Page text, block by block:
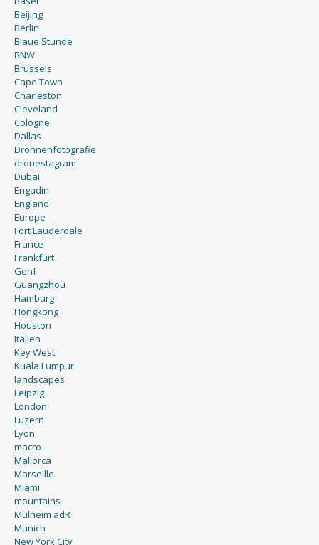
Beijing
Berlin
Blaue Stunde
BNW
Brussels
Cape Town
Charleston
Cleveland
Cologne
Dallas
Drohnenfotografie
dronestagram
Dubai
Engadin
England
Europe
Fort Lauderdale
France
Frankfurt
Genf
Guangzhou
Hamburg
Hongkong
Houston
Italien
Key West
Kuala Lumpur
landscapes
Leipzig
London
Luzern
Lyon
macro
Mallorca
Marseille
Miami
mountains
Mülheim adR
Munich
New York City